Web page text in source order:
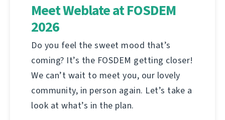
Meet Weblate at FOSDEM
2026
Do you feel the sweet mood that’s
coming? It’s the FOSDEM getting closer!
We can’t wait to meet you, our lovely
community, in person again. Let’s take a
look at what’s in the plan.